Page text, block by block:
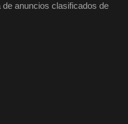
anuncios clasificados de